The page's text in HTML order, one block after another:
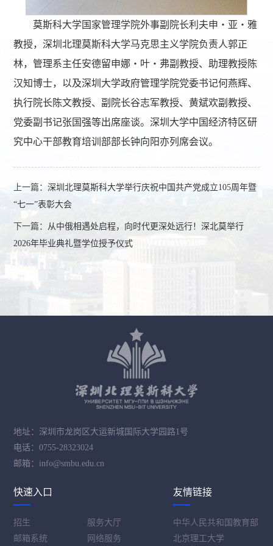
莫斯科大学国家管理学院外事副院长利夫申・亚・雅
教授，深圳北理莫斯科大学马克思主义学院负责人郭正
林，管理系主任安德留申娜・叶・弗副教授、助理教授陈
汉知博士，以及深圳大学政府管理学院党委书记何燕辉、
执行院长陈文教授、副院长谷志军教授、黄斌欢副教授、
党委副书记张国强等出席座谈。深圳大学中国经济特区研
究中心干部教育培训部部长钟向阳亦列席会议。
上一篇：深圳北理莫斯科大学举行庆祝中国共产党成立105周年暨
“七一”表彰大会
下一篇： 从中俄相遇处启程，向时代更深处远行！深北莫举行
2026年毕业典礼暨学位授予仪式
地址：深圳市龙岗区大运新城国际大学园路1号
电话：0755-28323024
邮箱：info@smbu.edu.cn
快速入口
招生
服务大厅
邮箱系统
网络服务
友情链接
中华人民共和国教育部
北京理工大学